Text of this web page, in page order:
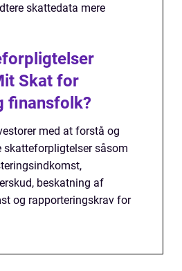
skattedata mere
Skat for
finansfolk?
med at forstå og
skatteforpligtelser såsom
beskatning af
og rapporteringskrav for